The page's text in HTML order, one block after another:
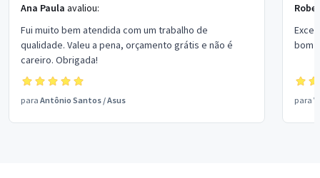
Ana Paula avaliou:
Fui muito bem atendida com um trabalho de
qualidade. Valeu a pena, orçamento grátis e não é
careiro. Obrigada!
para Antônio Santos /Asus
bom
para